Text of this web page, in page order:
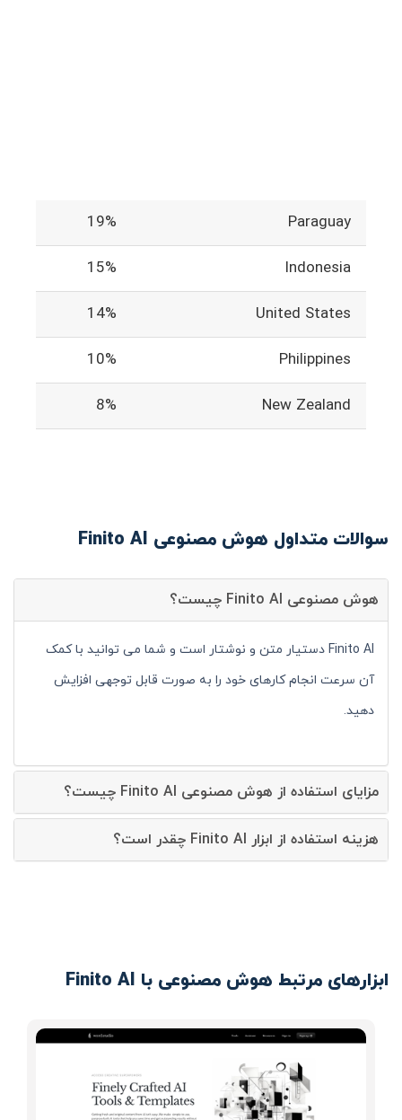
Paraguay
19%
Indonesia
15%
United States
14%
Philippines
10%
New Zealand
8%
سوالات متداول هوش مصنوعی Finito AI
هوش مصنوعی Finito AI چیست؟
Finito AI دستیار متن و نوشتار است و شما می توانید با کمک
آن سرعت انجام کارهای خود را به صورت قابل توجهی افزایش
دهید.
مزایای استفاده از هوش مصنوعی Finito AI چیست؟
هزینه استفاده از ابزار Finito AI چقدر است؟
ابزارهای مرتبط هوش مصنوعی با Finito AI